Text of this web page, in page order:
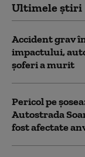
Ultimele știri
Accident grav
impactului,
șoferi a murit
Pericol pe
Autostrada
fost afectate